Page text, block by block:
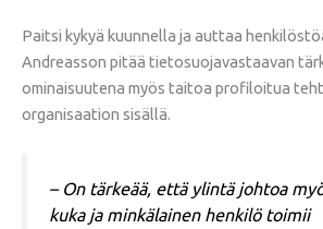
Paitsi kykyä kuunnella ja auttaa
Andreasson pitää tietosuojavastaavan
ominaisuutena myös taitoa profiloitua
organisaation sisällä.
– On tärkeää, että ylintä johtoa
kuka ja minkälainen henkilö toimii